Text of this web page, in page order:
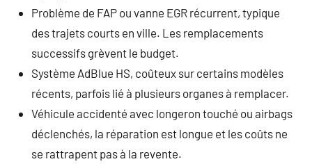
Problème de FAP ou vanne EGR récurrent, typique
des trajets courts en ville. Les remplacements
successifs grèvent le budget.
Système AdBlue HS, coûteux sur certains modèles
récents, parfois lié à plusieurs organes à remplacer.
Véhicule accidenté avec longeron touché ou airbags
déclenchés, la réparation est longue et les coûts ne
se rattrapent pas à la revente.